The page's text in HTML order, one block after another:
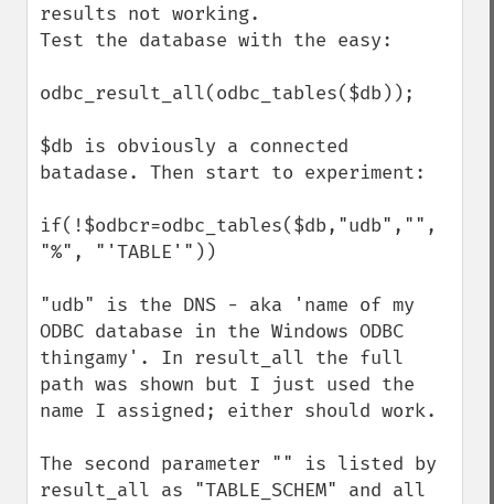
results not working.
Test the database with the easy:
odbc_result_all(odbc_tables($db));
$db is obviously a connected
batadase. Then start to experiment:
if(!$odbcr=odbc_tables($db,"udb","",
"%", "'TABLE'"))
"udb" is the DNS - aka 'name of my
ODBC database in the Windows ODBC
thingamy'. In result_all the full
path was shown but I just used the
name I assigned; either should work.
The second parameter "" is listed by
result_all as "TABLE_SCHEM" and all